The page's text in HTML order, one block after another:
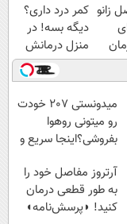
زانو کمر درد داری؟
دیگه بسه! در
منزل درمانش
کن
(◀پرسش‌نامه)
میدونستی 207 خودت
رو میتونی روهوا
بفروشی؟اینجا سریع و
آرتروز مفاصل خود را
به طور قطعی درمان
کنید! ◗پرسش‌نامه◖